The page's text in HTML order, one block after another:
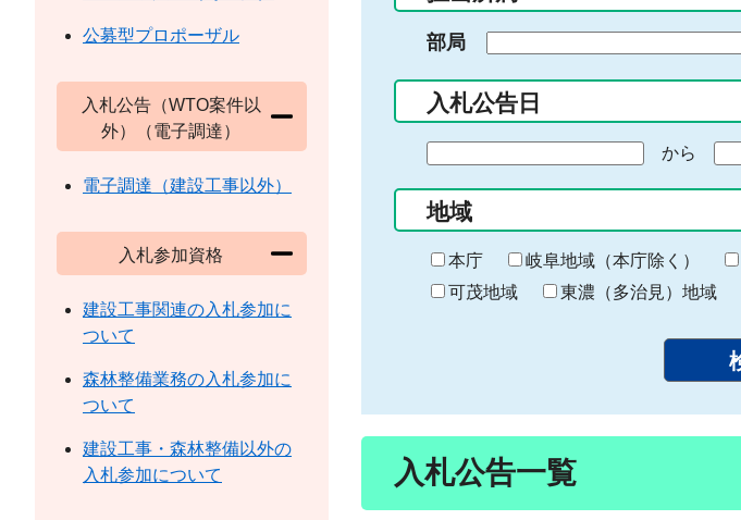
入
力
部局
入札公告日
の
始
ま
り
から
終
わ
り
地域
本庁 岐阜地域（本庁除く）
可茂地域
東濃（多治見）地域
入札公告一覧
公募型プロポーザル
入札公告（WTO案件以
外）（電子調達）
電子調達（建設工事以外）
入札参加資格
建設工事関連の入札参加に
ついて
森林整備業務の入札参加に
ついて
建設工事・森林整備以外の
入札参加について